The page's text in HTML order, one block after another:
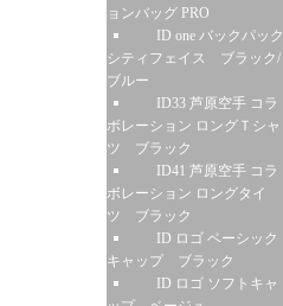
ョンバッグ PRO
ID one バックパック
シティフェイス ブラック/
ブルー
ID33 芦原空手 コラ
ボレーション ロングＴシャ
ツ ブラック
ID41 芦原空手 コラ
ボレーション ロングタイ
ツ ブラック
ID ロゴ ベーシック
キャップ ブラック
ID ロゴ ソフトキャ